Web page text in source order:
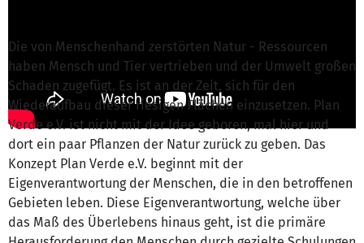
Die von Menschenhand zerstörten Natur - Ressourcen
haben Mensch und Tier vertrieben und der Umwelt großen
Schaden zugefügt. Es ist an der Zeit, sich für den
Wiederaufbau dieser riesigen Flächen einzusetzen. Plan
Verde e.V. ist nicht mit der Idee geboren, mal hier und
dort ein paar Pflanzen der Natur zurück zu geben. Das
Konzept Plan Verde e.V. beginnt mit der
Eigenverantwortung der Menschen, die in den betroffenen
Gebieten leben. Diese Eigenverantwortung, welche über
das Maß des Überlebens hinaus geht, ist die primäre